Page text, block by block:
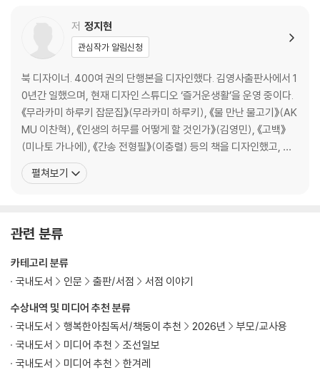
내게 가장 아름다운 풍경, 책 읽는 당신/ 클릭스판 중고 서점
네덜란드 라이덴:
시집이 된 마을/ 벽시 프로젝트
네덜란드 라이덴:
우주를 담은 벽/ 벽공식 프로젝트
독일 베를린:
접근이 제한되었습니다/ 베를린 국립도서관
당신의 세계와 나의 세계가 맞닿을 때/ 라이너 쾨벨린 고서점
독일 슈투트가르트:
가볼 만한 여행지로 도서관을 추천할 수 있다면/ 슈투트가르트 시립도서
독일 함부르크:
깜짝이야! 나치 문양이 찍힌 책을 발견했다/ 토르스텐 베른하르트 서점
저 정지현
관심작가 알림신청
북 디자이너. 400여 권의 단행본을 디자인했다. 김영사출판사에서 1
0년간 일했으며, 현재 디자인 스튜디오 ‘즐거운생활’을 운영 중이다.
《무라카미 하루키 잡문집》(무라카미 하루키), 《물 만난 물고기》(AK
MU 이찬혁), 《인생의 허무를 어떻게 할 것인가》(김영민), 《고백》
(미나토 가나에), 《간송 전형필》(이충렬) 등의 책을 디자인했고, 서
평 전문지 〈서울리뷰오브북스〉 창간 작업에 참여했다. 2013년부터
세계 곳곳의 서점과 도서관, 북 페스티벌을 방문하며 책이 있어 아름
펼쳐보기
관련 분류
수상내역 및 미디어 추천 분류
국내도서
행복한아침독서/책둥이 추천 2026년
부모/교사용
국내도서
미디어 추천
조선일보
국내도서
미디어 추천 한겨레
카테고리 분류
국내도서
인문 출판/서점 서점 이야기